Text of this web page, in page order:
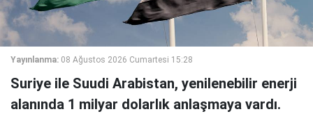
Yayınlanma: 08 Ağustos 2026 Cumartesi 15:28
Suriye ile Suudi Arabistan, yenilenebilir enerji
alanında 1 milyar dolarlık anlaşmaya vardı.